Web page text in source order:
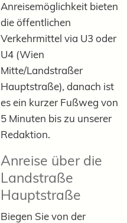
Anreisemöglichkeit bieten
die öffentlichen
Verkehrmittel via U3 oder
U4 (Wien
Mitte/Landstraßer
Hauptstraße), danach ist
es ein kurzer Fußweg von
5 Minuten bis zu unserer
Redaktion.
Anreise über die
Landstraße
Hauptstraße
Biegen Sie von der